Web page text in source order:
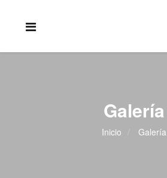
Galería
Inicio Galería